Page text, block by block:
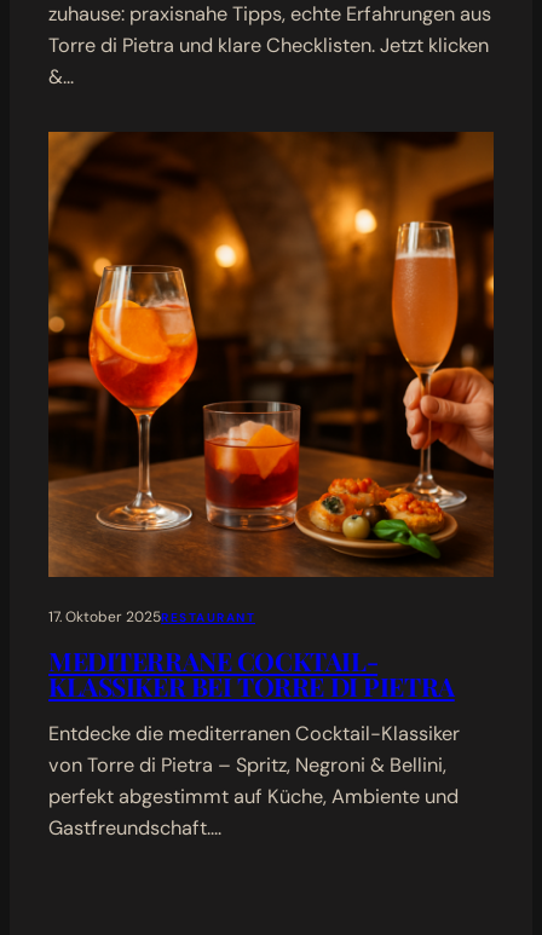
zuhause: praxisnahe Tipps, echte Erfahrungen aus
Torre di Pietra und klare Checklisten. Jetzt klicken
&…
17. Oktober 2025RESTAURANT
MEDITERRANE COCKTAIL-
KLASSIKER BEI TORRE DI PIETRA
Entdecke die mediterranen Cocktail-Klassiker
von Torre di Pietra – Spritz, Negroni & Bellini,
perfekt abgestimmt auf Küche, Ambiente und
Gastfreundschaft.…